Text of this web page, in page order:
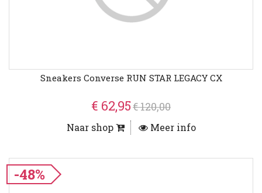
Sneakers Converse RUN STAR LEGACY CX
€ 62,95€ 120,00
Naar shop Meer info
-48%